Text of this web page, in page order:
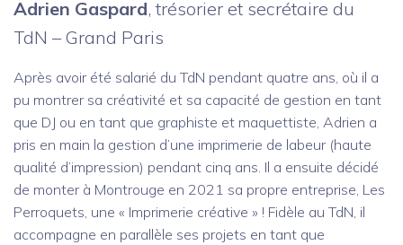
Adrien Gaspard, trésorier et secrétaire du
TdN – Grand Paris
Après avoir été salarié du TdN pendant quatre ans, où il a
pu montrer sa créativité et sa capacité de gestion en tant
que DJ ou en tant que graphiste et maquettiste, Adrien a
pris en main la gestion d’une imprimerie de labeur (haute
qualité d’impression) pendant cinq ans. Il a ensuite décidé
de monter à Montrouge en 2021 sa propre entreprise, Les
Perroquets, une « Imprimerie créative » ! Fidèle au TdN, il
accompagne en parallèle ses projets en tant que